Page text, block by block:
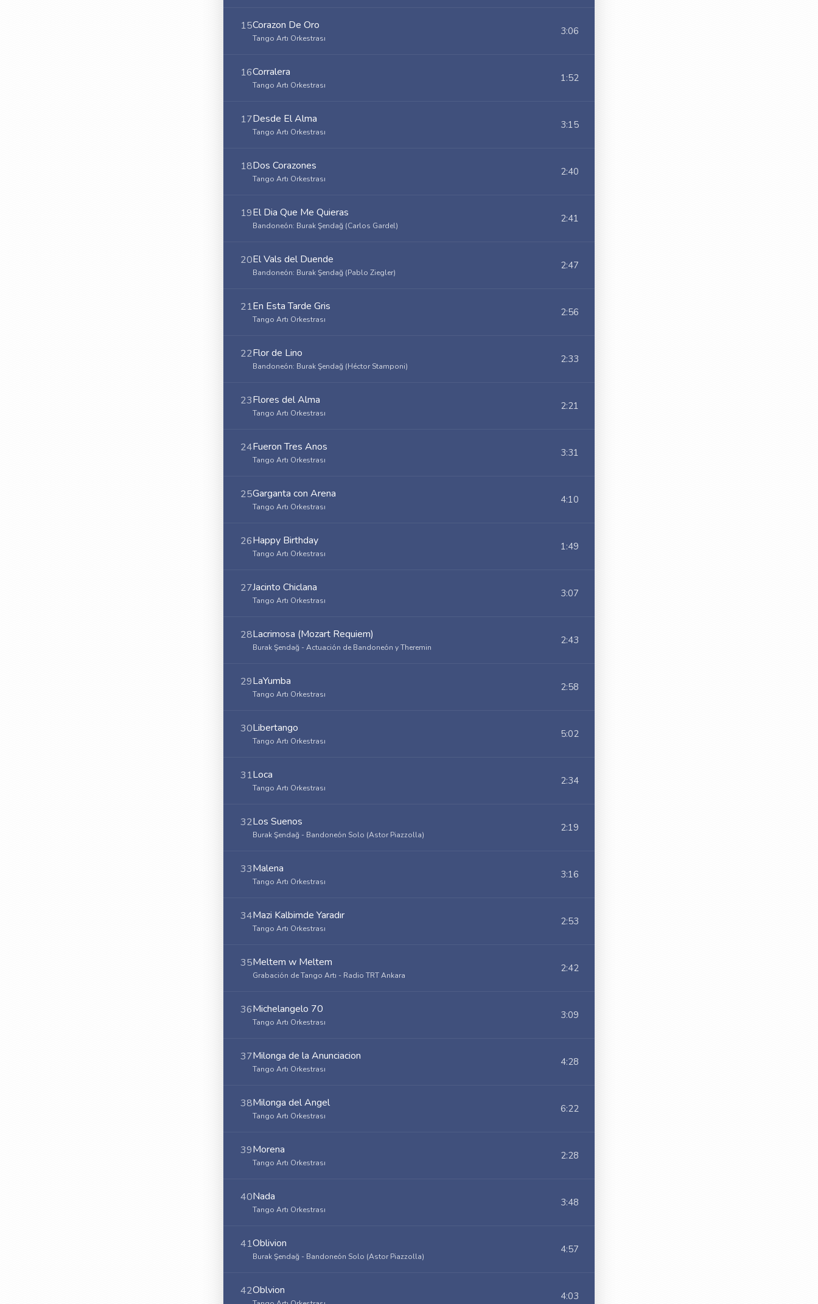
15Corazon De Oro
Tango Artı Orkestrası
3:06
16Corralera
Tango Artı Orkestrası
1:52
17Desde El Alma
Tango Artı Orkestrası
3:15
18Dos Corazones
Tango Artı Orkestrası
2:40
19El Dia Que Me Quieras
Bandoneón: Burak Şendağ (Carlos Gardel)
2:41
20El Vals del Duende
Bandoneón: Burak Şendağ (Pablo Ziegler)
2:47
21En Esta Tarde Gris
Tango Artı Orkestrası
2:56
22Flor de Lino
Bandoneón: Burak Şendağ (Héctor Stamponi)
2:33
23Flores del Alma
Tango Artı Orkestrası
2:21
24Fueron Tres Anos
Tango Artı Orkestrası
3:31
25Garganta con Arena
Tango Artı Orkestrası
4:10
26Happy Birthday
Tango Artı Orkestrası
1:49
27Jacinto Chiclana
Tango Artı Orkestrası
3:07
28Lacrimosa (Mozart Requiem)
Burak Şendağ - Actuación de Bandoneón y Theremin
2:43
29LaYumba
Tango Artı Orkestrası
2:58
30Libertango
Tango Artı Orkestrası
5:02
31Loca
Tango Artı Orkestrası
2:34
32Los Suenos
Burak Şendağ - Bandoneón Solo (Astor Piazzolla)
2:19
33Malena
Tango Artı Orkestrası
3:16
34Mazi Kalbimde Yaradır
Tango Artı Orkestrası
2:53
35Meltem w Meltem
Grabación de Tango Artı - Radio TRT Ankara
2:42
36Michelangelo 70
Tango Artı Orkestrası
3:09
37Milonga de la Anunciacion
Tango Artı Orkestrası
4:28
38Milonga del Angel
Tango Artı Orkestrası
6:22
39Morena
Tango Artı Orkestrası
2:28
40Nada
Tango Artı Orkestrası
3:48
41Oblivion
Burak Şendağ - Bandoneón Solo (Astor Piazzolla)
4:57
42Oblvion 4:03